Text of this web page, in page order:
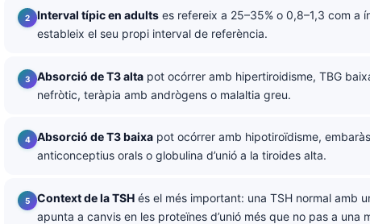
Interval típic en adults es refereix a 25–35% o 0,8–1,3 com a
estableix el seu propi interval de referència.
Absorció de T3 alta pot ocórrer amb hipertiroidisme, TBG
nefròtic, teràpia amb andrògens o malaltia greu.
Absorció de T3 baixa pot ocórrer amb hipotiroïdisme,
anticonceptius orals o globulina d’unió a la tiroides alta.
Context de la TSH és el més important: una TSH normal amb
apunta a canvis en les proteïnes d’unió més que no pas a una